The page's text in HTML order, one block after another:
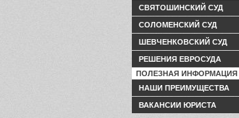
СВЯТОШИНСКИЙ СУД
СОЛОМЕНСКИЙ СУД
ШЕВЧЕНКОВСКИЙ СУД
РЕШЕНИЯ ЕВРОСУДА
ПОЛЕЗНАЯ ИНФОРМАЦИЯ
НАШИ ПРЕИМУЩЕСТВА
ВАКАНСИИ ЮРИСТА